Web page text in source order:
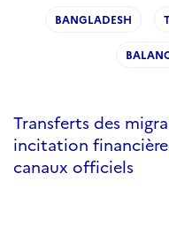
BANGLADESH
Transferts des
incitation
canaux officiels